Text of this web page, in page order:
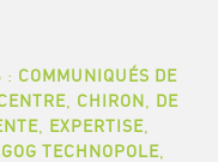
: COMMUNIQUÉS DE
, CHIRON
DE
, EXPERTISE,
TECHNOPOLE,